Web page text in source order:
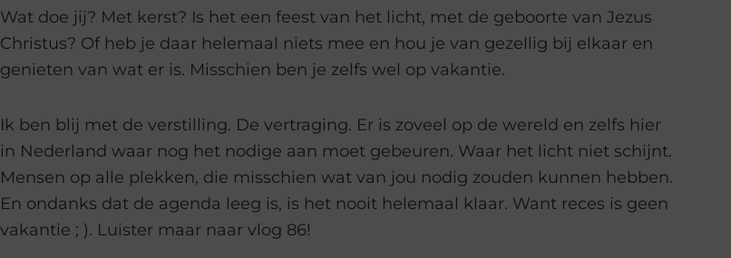
Wat doe jij? Met kerst? Is het een feest van het licht, met de geboorte van Jezus
Christus? Of heb je daar helemaal niets mee en hou je van gezellig bij elkaar en
genieten van wat er is. Misschien ben je zelfs wel op vakantie.
Ik ben blij met de verstilling. De vertraging. Er is zoveel op de wereld en zelfs hier
in Nederland waar nog het nodige aan moet gebeuren. Waar het licht niet schijnt.
Mensen op alle plekken, die misschien wat van jou nodig zouden kunnen hebben.
En ondanks dat de agenda leeg is, is het nooit helemaal klaar. Want reces is geen
vakantie ; ). Luister maar naar vlog 86!